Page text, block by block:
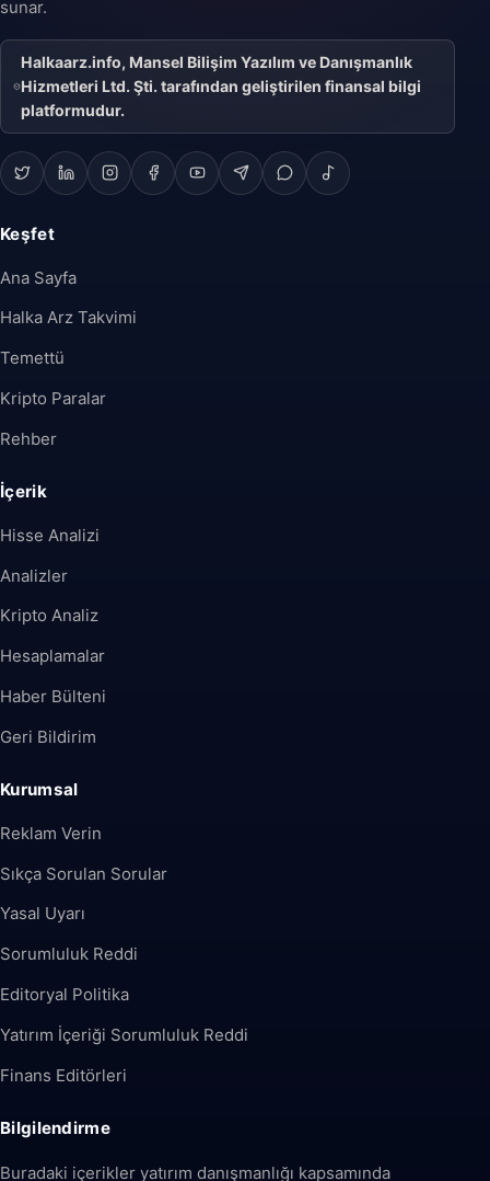
sunar.
Halkaarz.info, Mansel Bilişim Yazılım ve Danışmanlık
Hizmetleri Ltd. Şti. tarafından geliştirilen finansal bilgi
platformudur.
Keşfet
Ana Sayfa
Halka Arz Takvimi
Temettü
Kripto Paralar
Rehber
İçerik
Hisse Analizi
Analizler
Kripto Analiz
Hesaplamalar
Haber Bülteni
Geri Bildirim
Kurumsal
Reklam Verin
Sıkça Sorulan Sorular
Yasal Uyarı
Sorumluluk Reddi
Editoryal Politika
Yatırım İçeriği Sorumluluk Reddi
Finans Editörleri
Bilgilendirme
Buradaki içerikler yatırım danışmanlığı kapsamında